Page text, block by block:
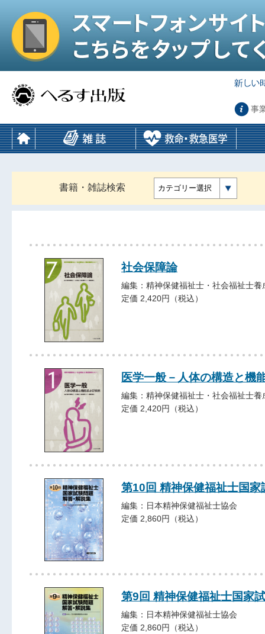
事
書籍・雑誌検索 カテゴリー選択
社会保障論
編集：精神保健福祉士・社会福祉士
定価 2,420円（税込）
医学一般－人体の構造と機
編集：精神保健福祉士・社会福祉士
定価 2,420円（税込）
第10回 精神保健福祉士国
編集：日本精神保健福祉士協会
定価 2,860円（税込）
第9回 精神保健福祉士国家
編集：日本精神保健福祉士協会
定価 2,860円（税込）